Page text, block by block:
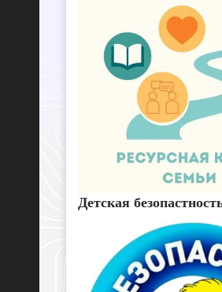
Детская